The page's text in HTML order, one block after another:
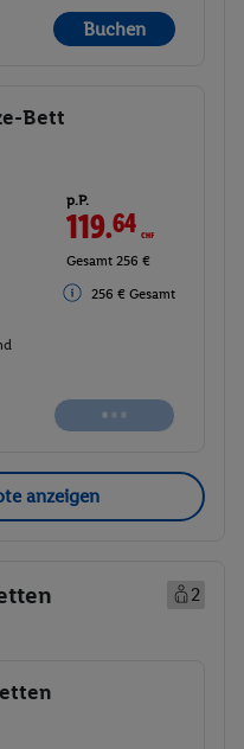
Buchen
Bett
p.P.
119.64CHF
Gesamt 239.28 CHF
256 € Gesamt
Buchen
anzeigen
2